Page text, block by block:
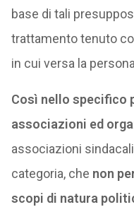
base di tali
trattamento tenuto
in cui versa la
Così nello specifico
associazioni ed
associazioni
categoria, che non
scopi di natura